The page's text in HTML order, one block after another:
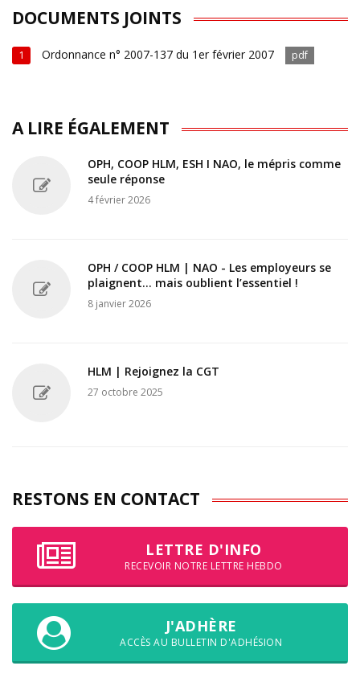
DOCUMENTS JOINTS
1 Ordonnance n° 2007-137 du 1er février 2007 pdf
A LIRE ÉGALEMENT
OPH, COOP HLM, ESH I NAO, le mépris comme
seule réponse
4 février 2026
OPH / COOP HLM | NAO - Les employeurs se
plaignent... mais oublient l’essentiel !
8 janvier 2026
HLM | Rejoignez la CGT
27 octobre 2025
RESTONS EN CONTACT
LETTRE D'INFO
RECEVOIR NOTRE LETTRE HEBDO
J'ADHÈRE
ACCÈS AU BULLETIN D'ADHÉSION